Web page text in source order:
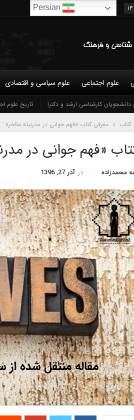
نویسندگان شرایط همکاری و عضویت
علوم اجتماعی علوم سیاسی و اقتصادی
دانشجویان کارشناسی ارشد و دکترا تاریخ علوم
کتاب معرفی كتاب «فهم جوانی در مدرنیته متاخر»
«فهم جوانی در
محمدزاده در آذر 27, 1396